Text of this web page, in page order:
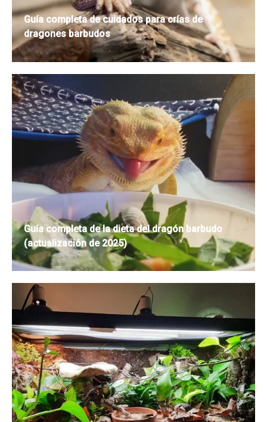
Guía completa de cuidados para crías de
dragones barbudos
Guía completa de la dieta del dragón barbudo
(actualización de 2025)